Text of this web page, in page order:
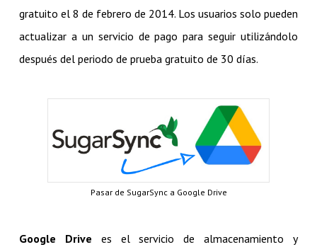
gratuito el 8 de febrero de 2014. Los usuarios solo pueden
actualizar a un servicio de pago para seguir utilizándolo
después del periodo de prueba gratuito de 30 días.
Pasar de SugarSync a Google Drive
Google Drive es el servicio de almacenamiento y